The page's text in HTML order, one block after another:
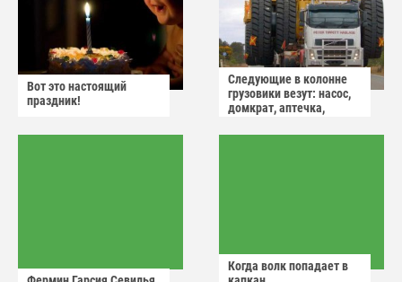
Вот это настоящий
праздник!
Следующие в колонне
грузовики везут: насос,
домкрат, аптечка,
Когда волк попадает в